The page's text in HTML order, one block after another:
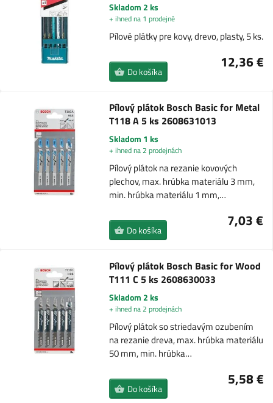
Skladom 2 ks
+ ihned na 1 prodejně
Pílové plátky pre kovy, drevo, plasty, 5 ks.
12,36 €
Do košíka
Pílový plátok Bosch Basic for Metal
T118 A 5 ks 2608631013
Skladom 1 ks
+ ihned na 2 prodejnách
Pílový plátok na rezanie kovových
plechov, max. hrúbka materiálu 3 mm,
min. hrúbka materiálu 1 mm,…
7,03 €
Do košíka
Pílový plátok Bosch Basic for Wood
T111 C 5 ks 2608630033
Skladom 2 ks
+ ihned na 2 prodejnách
Pílový plátok so striedavým ozubením
na rezanie dreva, max. hrúbka materiálu
50 mm, min. hrúbka…
5,58 €
Do košíka